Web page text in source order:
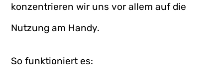
konzentrieren wir uns vor allem auf die
Nutzung am Handy.
So funktioniert es: